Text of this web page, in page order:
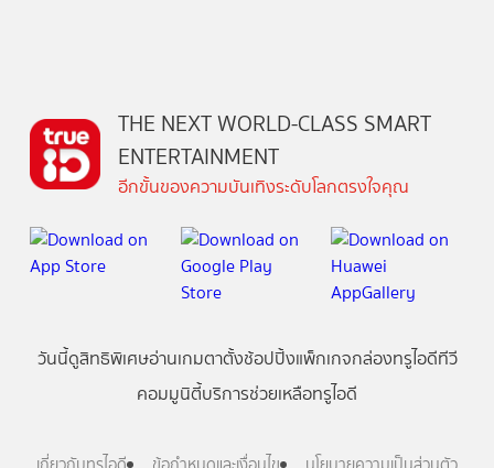
THE NEXT WORLD-CLASS SMART
ENTERTAINMENT
อีกขั้นของความบันเทิงระดับโลกตรงใจคุณ
วันนี้ดูสิทธิพิเศษอ่านเกมตาตั้งช้อปปิ้งแพ็กเกจกล่องทรูไอดีทีวี
คอมมูนิตี้บริการช่วยเหลือทรูไอดี